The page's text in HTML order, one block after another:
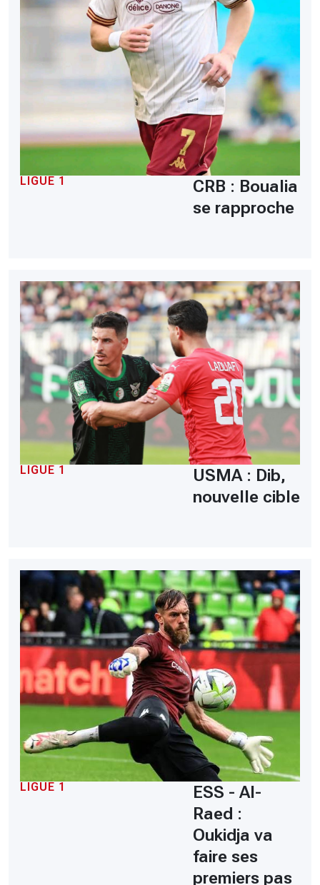
LIGUE 1
CRB : Boualia
se rapproche
LIGUE 1
USMA : Dib,
nouvelle cible
LIGUE 1
ESS - Al-
Raed :
Oukidja va
faire ses
premiers pas